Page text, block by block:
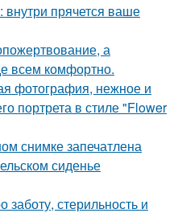
прячется ваше
а
всем комфортно.
фотография, нежное и
портрета в стиле "Flower
снимке запечатлена
сиденье
заботу, стерильность и